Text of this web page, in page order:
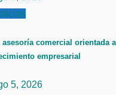
asesoría comercial orientada
empresarial
5, 2026